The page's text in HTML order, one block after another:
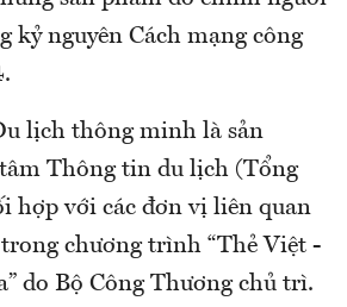
kỷ nguyên Cách mạng công
lịch thông minh là sản
Thông tin du lịch (Tổng
hợp với các đơn vị liên quan
chương trình “Thẻ Việt -
do Bộ Công Thương chủ trì.